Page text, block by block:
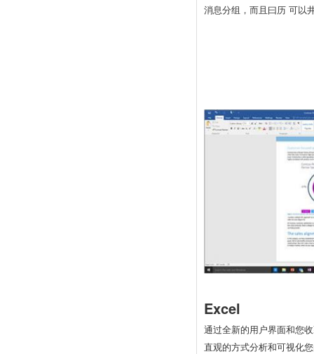
消息分组，而且曰历 可以
Excel
通过全新的用户界面和您
直观的方式分析和可视化